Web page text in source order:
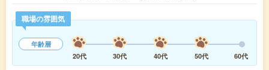
職場の雰囲気
年齢層
20代
30代 40代 50代 60代